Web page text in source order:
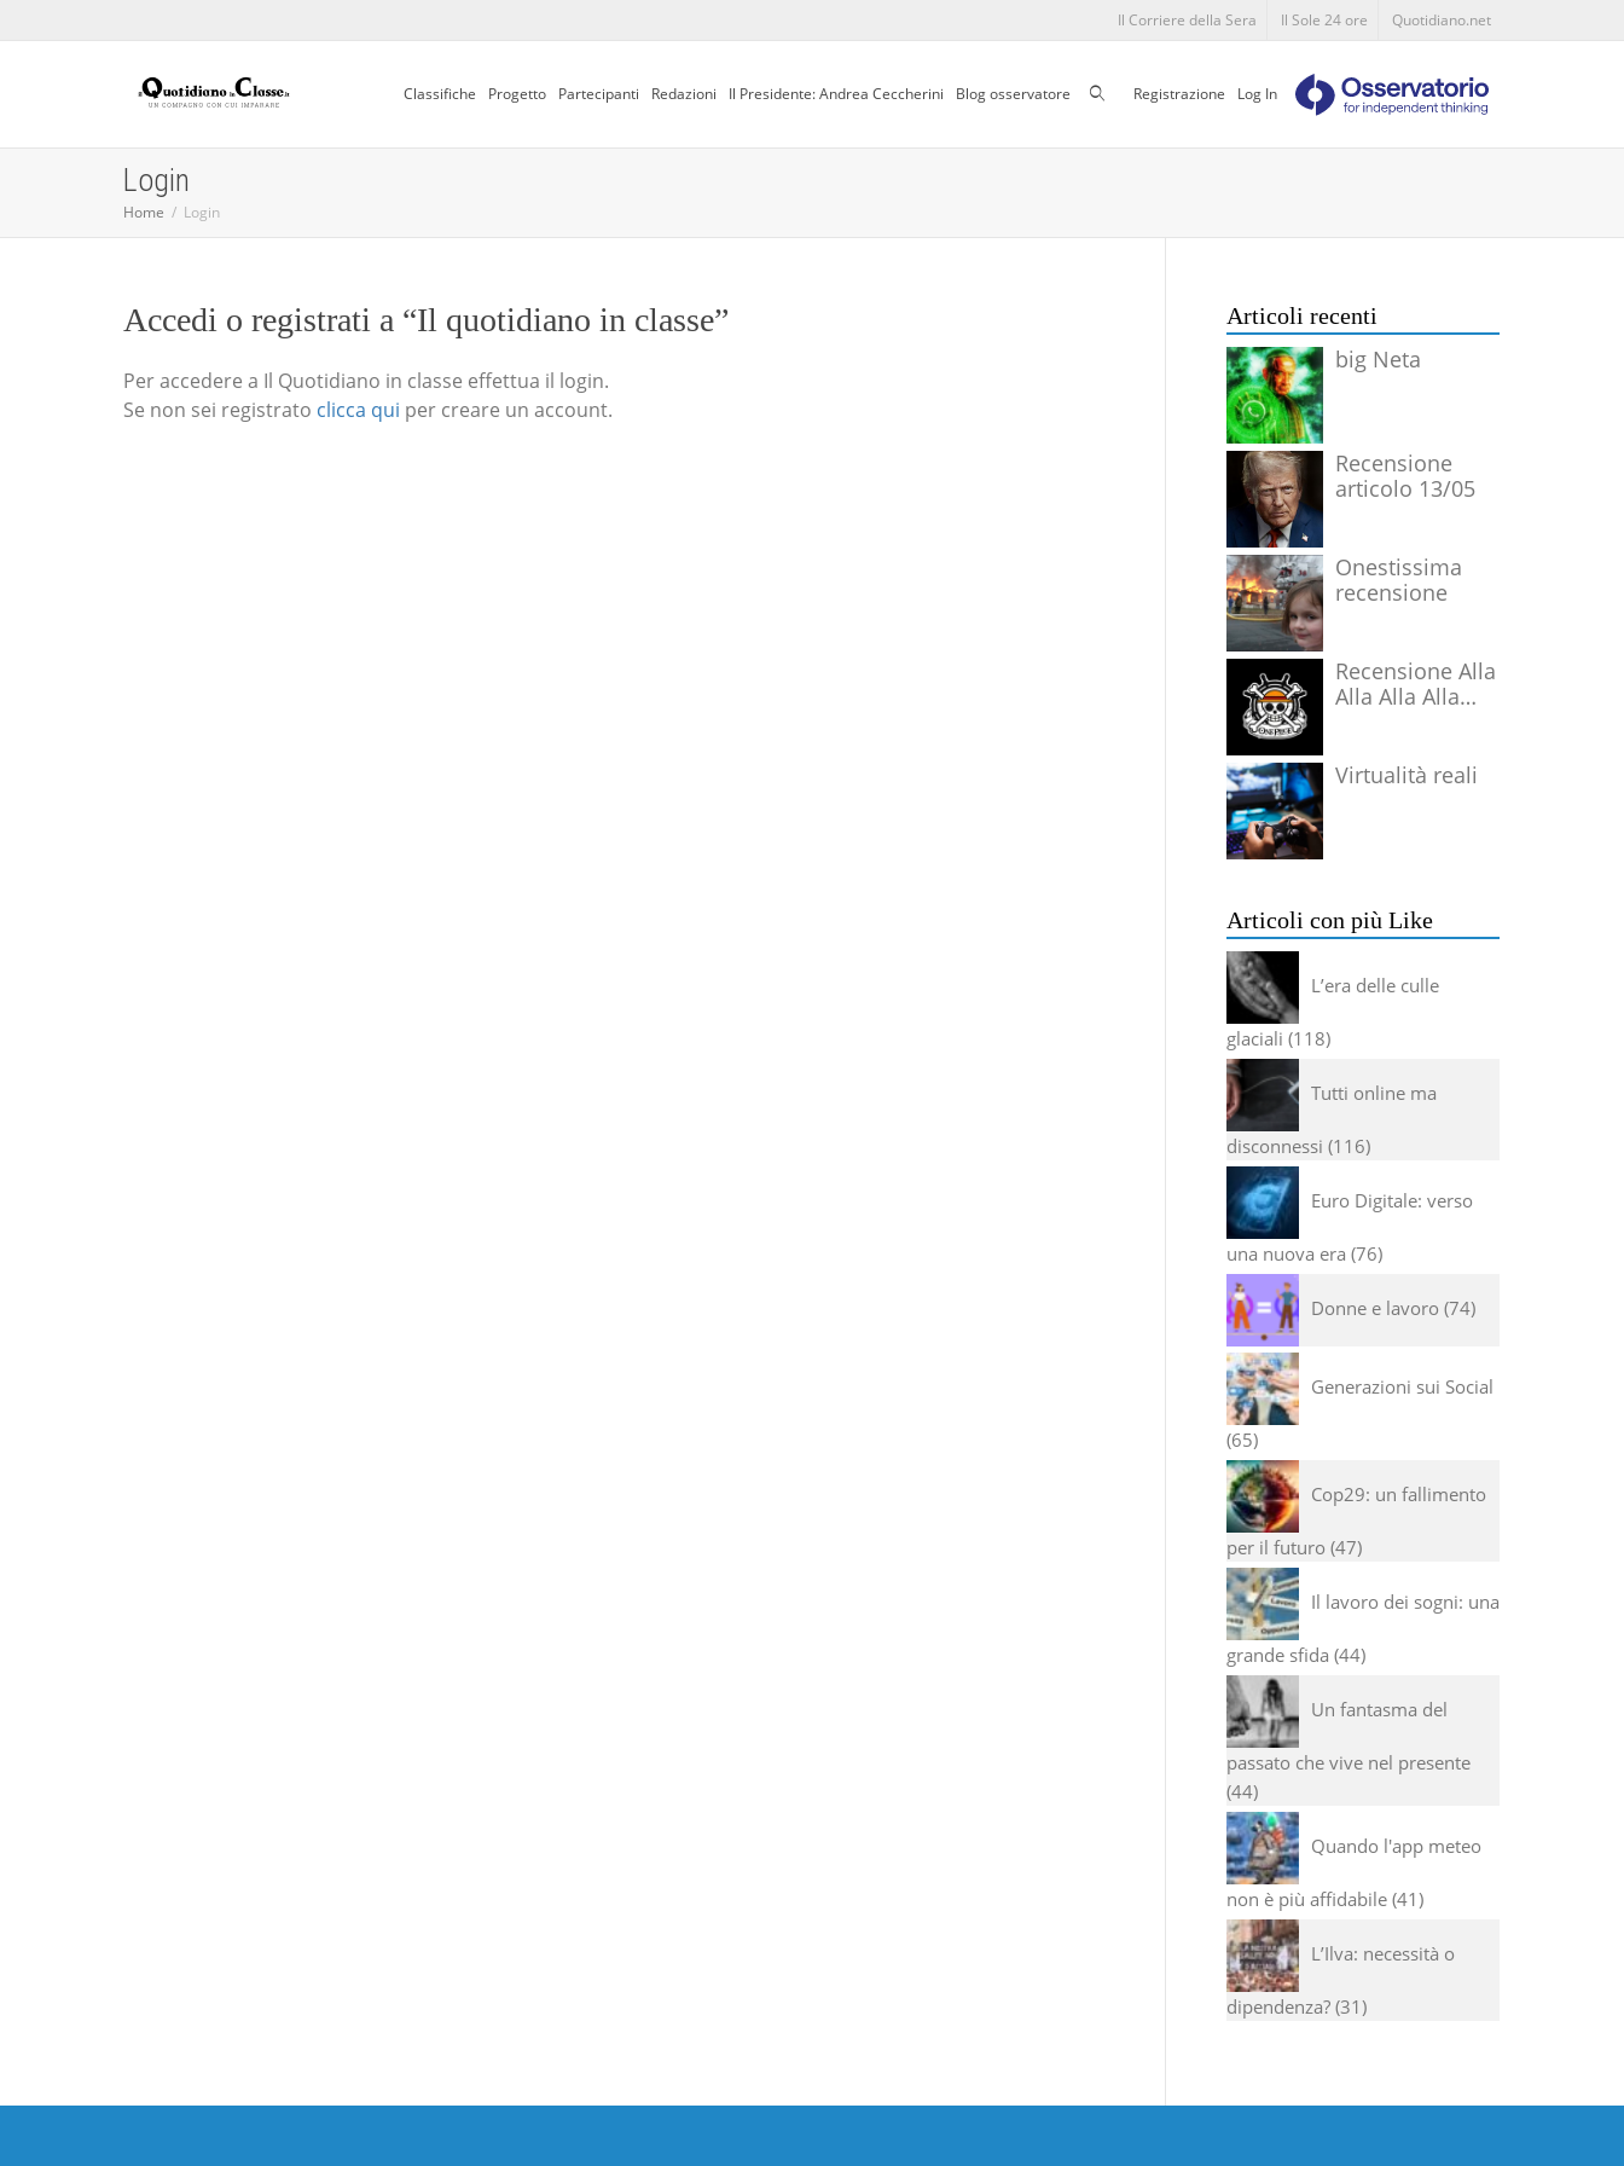
Il Corriere della Sera Il Sole 24 ore Quotidiano.net
Classifiche Progetto Partecipanti Redazioni Il Presidente: Andrea Ceccherini Blog osservatore CercaRegistrazione Log In
Login
Home Login
Accedi o registrati a “Il quotidiano in classe”
Per accedere a Il Quotidiano in classe effettua il login.
Se non sei registrato clicca qui per creare un account.
Articoli recenti
big Neta
Recensione
articolo 13/05
Onestissima
recensione
Recensione Alla
Alla Alla Alla
Virtualità reali
Articoli con più Like
L’era delle culle
glaciali 118
Tutti online ma
disconnessi 116
Euro Digitale: verso
una nuova era 76
Donne e lavoro 74
Generazioni sui Social
65
Cop29: un fallimento
per il futuro 47
Il lavoro dei sogni: una
grande sfida 44
Un fantasma del
passato che vive nel presente
44
Quando l'app meteo
non è più affidabile 41
L’Ilva: necessità o
dipendenza? 31